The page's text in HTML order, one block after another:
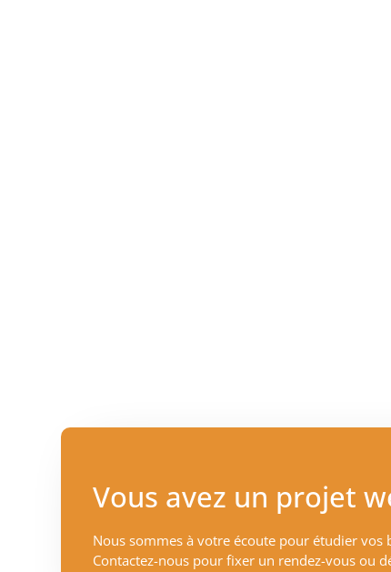
Vous avez un projet
Nous sommes à votre écoute pour étudier
Contactez-nous pour fixer un rendez-vous ou